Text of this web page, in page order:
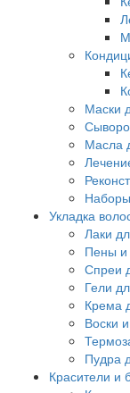
Маски
Масла
Укладка
Лаки
Пены и
Спреи
Гели
Крема
Воски
Пудра
Красители и